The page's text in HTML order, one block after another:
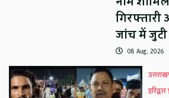
जांच में
08 Aug, 2026